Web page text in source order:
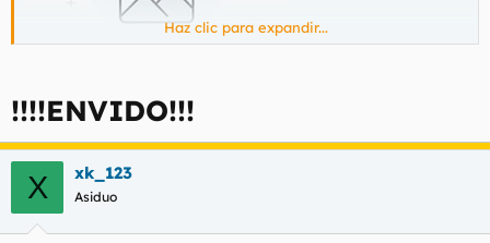
Haz clic para expandir...
!!!!ENVIDO!!!
X xk_123
Asiduo